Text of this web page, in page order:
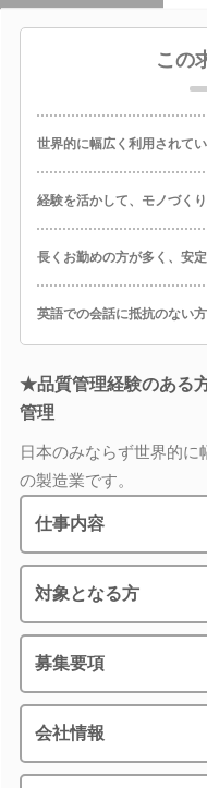
この
世界的に幅広く利用されて
経験を活かして、モノづく
長くお勤めの方が多く、安
英語での会話に抵抗のない
★品質管理経験のある
管理
日本のみならず世界的
の製造業です。
仕事内容
対象となる方
募集要項
会社情報